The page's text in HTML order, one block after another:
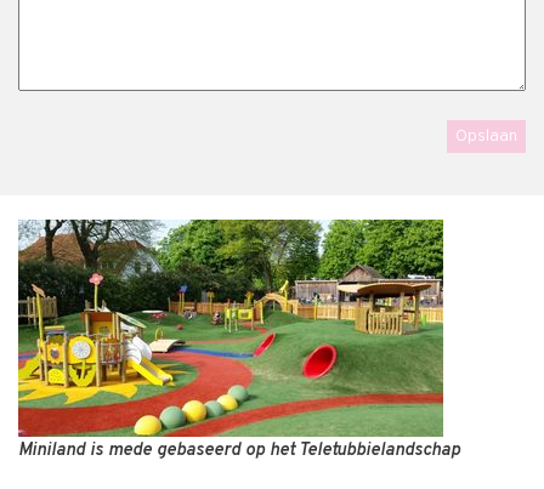
Miniland is mede gebaseerd op het Teletubbielandschap